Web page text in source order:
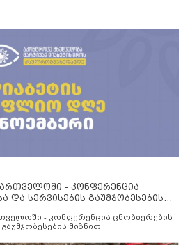
- კონფერენცია
და სერვისების გაუმჯობესების
- კონფერენცია ცნობიერების
მიზნით